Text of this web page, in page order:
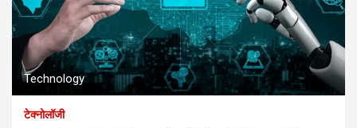
Technology
टेक्नोलॉजी